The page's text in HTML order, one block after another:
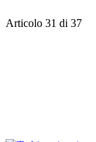
Articolo 31 di 37